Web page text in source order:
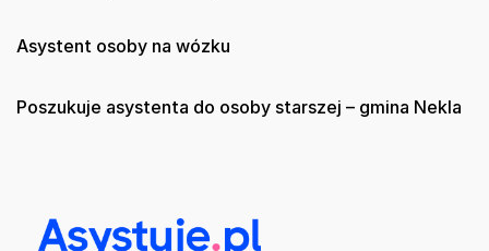
Asystent osoby na wózku
Poszukuje asystenta do osoby starszej – gmina Nekla